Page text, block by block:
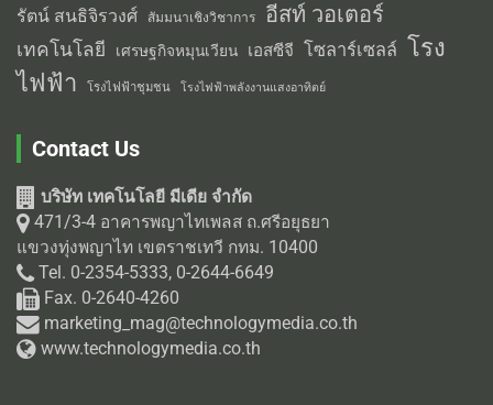
รัตน์ สนธิจิรวงศ์
สัมมนาเชิงวิชาการ อีสท์ วอเตอร์
เทคโนโลยี เศรษฐกิจหมุนเวียน เอสซีจี โซลาร์เซลล์ โรง
ไฟฟ้า
โรงไฟฟ้าชุมชน โรงไฟฟ้าพลังงานแสงอาทิตย์
Contact Us
บริษัท เทคโนโลยี มีเดีย จำกัด
471/3-4 อาคารพญาไทเพลส ถ.ศรีอยุธยา
แขวงทุ่งพญาไท เขตราชเทวี กทม. 10400
Tel. 0-2354-5333, 0-2644-6649
Fax. 0-2640-4260
marketing_mag@technologymedia.co.th
www.technologymedia.co.th